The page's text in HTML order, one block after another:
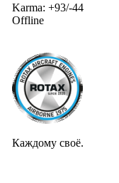
Karma: +93/-44
Offline
Каждому своё.